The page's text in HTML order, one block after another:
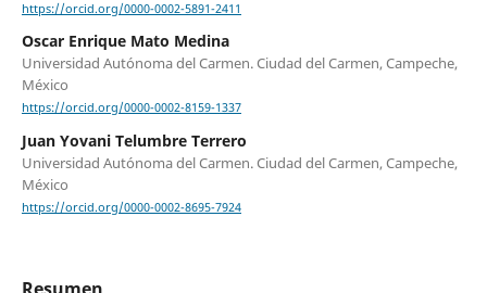
https://orcid.org/0000-0002-5891-2411
Oscar Enrique Mato Medina
Universidad Autónoma del Carmen. Ciudad del Carmen, Campeche,
México
https://orcid.org/0000-0002-8159-1337
Juan Yovani Telumbre Terrero
Universidad Autónoma del Carmen. Ciudad del Carmen, Campeche,
México
https://orcid.org/0000-0002-8695-7924